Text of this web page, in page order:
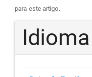
para este artigo.
Idioma